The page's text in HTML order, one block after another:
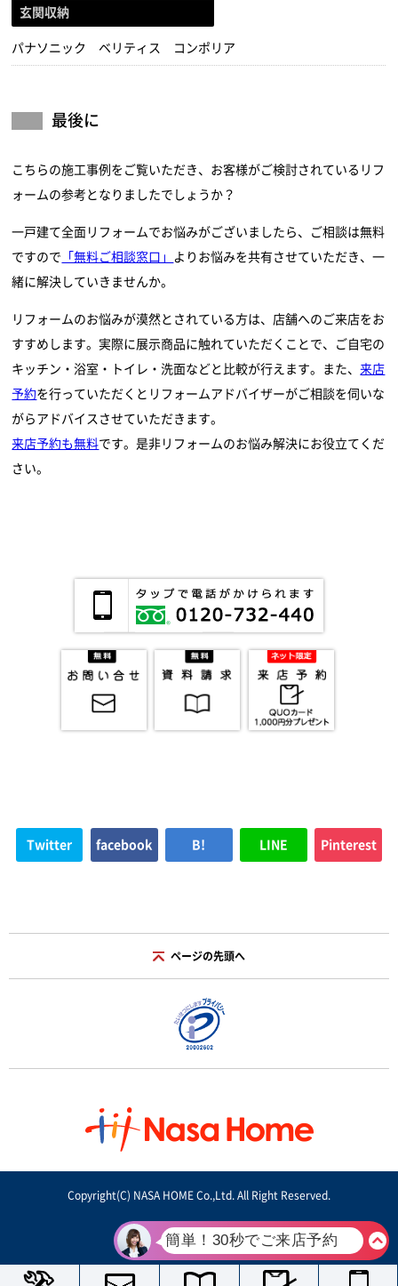
玄関収納
パナソニック ベリティス コンポリア
最後に
こちらの施工事例をご覧いただき、お客様がご検討されているリフ
ォームの参考となりましたでしょうか？
一戸建て全面リフォームでお悩みがございましたら、ご相談は無料
ですので
「無料ご相談窓口」
よりお悩みを共有させていただき、一
緒に解決していきませんか。
リフォームのお悩みが漠然とされている方は、店舗へのご来店をお
すすめします。実際に展示商品に触れていただくことで、ご自宅の
キッチン・浴室・トイレ・洗面などと比較が行えます。また、来店
予約を行っていただくとリフォームアドバイザーがご相談を伺いな
がらアドバイスさせていただきます。
来店予約も無料です。是非リフォームのお悩み解決にお役立てくだ
さい。
Twitter facebook B! LINE Pinterest
ページの先頭へ
Copyright(C) NASA HOME Co.,Ltd. All Right Reserved.